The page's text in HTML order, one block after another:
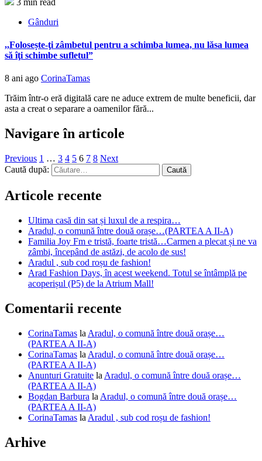
Gânduri
,,Folosește-ţi zâmbetul pentru a schimba lumea, nu lăsa lumea
să îţi schimbe sufletul”
8 ani ago CorinaTamas
Trăim într-o eră digitală care ne aduce extrem de multe beneficii, dar
asta a creat o separare a oamenilor fără...
Navigare în articole
Previous 1 … 3 4 5 6 7 8 Next
Caută după:
Articole recente
Ultima casă din sat și luxul de a respira…
Aradul, o comună între două orașe…(PARTEA A II-A)
Familia Joy Fm e tristă, foarte tristă…Carmen a plecat și ne va
zâmbi, începând de astăzi, de acolo de sus!
Aradul , sub cod roșu de fashion!
Arad Fashion Days, în acest weekend. Totul se întâmplă pe
acoperișul (P5) de la Atrium Mall!
Comentarii recente
CorinaTamas la Aradul, o comună între două orașe…
(PARTEA A II-A)
CorinaTamas la Aradul, o comună între două orașe…
(PARTEA A II-A)
Anunturi Gratuite la Aradul, o comună între două orașe…
(PARTEA A II-A)
Bogdan Barbura la Aradul, o comună între două orașe…
(PARTEA A II-A)
CorinaTamas la Aradul , sub cod roșu de fashion!
Arhive